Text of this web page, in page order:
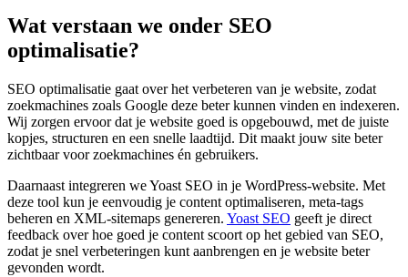
Wat verstaan we onder SEO
optimalisatie?
SEO optimalisatie gaat over het verbeteren van je website, zodat
zoekmachines zoals Google deze beter kunnen vinden en indexeren.
Wij zorgen ervoor dat je website goed is opgebouwd, met de juiste
kopjes, structuren en een snelle laadtijd. Dit maakt jouw site beter
zichtbaar voor zoekmachines én gebruikers.
Daarnaast integreren we Yoast SEO in je WordPress-website. Met
deze tool kun je eenvoudig je content optimaliseren, meta-tags
beheren en XML-sitemaps genereren. Yoast SEO geeft je direct
feedback over hoe goed je content scoort op het gebied van SEO,
zodat je snel verbeteringen kunt aanbrengen en je website beter
gevonden wordt.